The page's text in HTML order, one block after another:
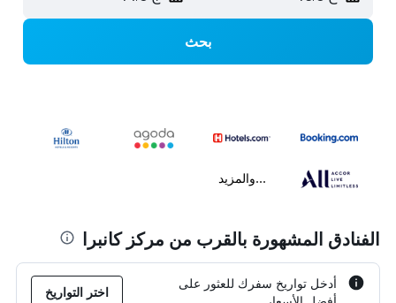
بحث
...والمزيد
الفنادق المشهورة بالقرب من مركز كانبرا
أدخل تواريخ سفرك للعثور على
اختر التواريخ